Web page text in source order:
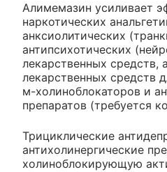
Алимемазин усиливает
наркотических
анксиолитических
антипсихотических
лекарственных средств,
лекарственных средств
м-холиноблокаторов и
препаратов (требуется
Трициклические
антихолинергические
холиноблокирующую